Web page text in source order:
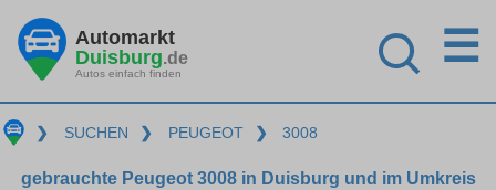
Automarkt
Duisburg.de
Autos einfach finden
☰
❯ SUCHEN ❯ PEUGEOT ❯ 3008
gebrauchte Peugeot 3008 in Duisburg und im Umkreis